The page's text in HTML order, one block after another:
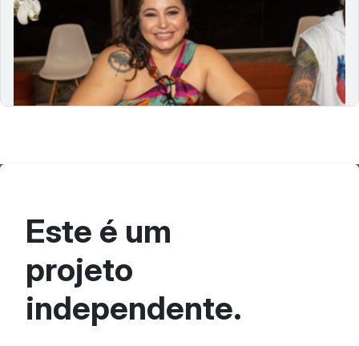
08/03/2024
Descubra como "Manual Anticapacitista" e
"Autobiografias no Autismo" podem enriquecer sua
compreensão sobre acessibilidade e inclusão.
Este é um
projeto
independente.